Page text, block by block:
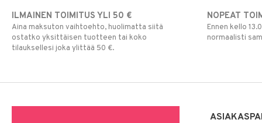
ILMAINEN TOIMITUS YLI 50 €
Aina maksuton vaihtoehto, huolimatta siitä
ostatko yksittäisen tuotteen tai koko
tilauksellesi joka ylittää 50 €.
NOPEAT
Ennen kello
normaalisti